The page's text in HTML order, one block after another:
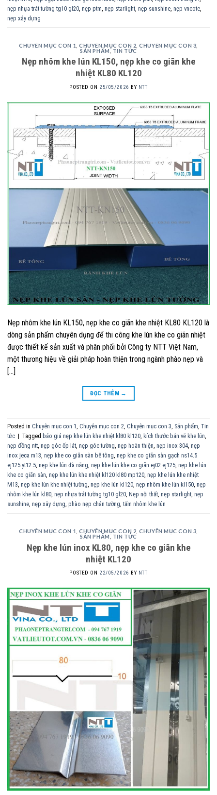
nẹp nhựa trát tường tg10 gl20, nẹp ptm, nẹp starlight, nẹp sunshine, nẹp vncote,
nẹp xây dựng
CHUYÊN MỤC CON 1 ,CHUYÊN MỤC CON 2 ,CHUYÊN MỤC CON 3
SẢN PHẨM , TIN TỨC
Nẹp nhôm khe lún KL150, nẹp khe co giãn khe
nhiệt KL80 KL120
POSTED ON 25/05/2026 BY NTT
Nẹp nhôm khe lún KL150, nẹp khe co giãn khe nhiệt KL80 KL120 là
dòng sản phẩm chuyên dụng để thi công khe lún khe co giãn nhiệt
được thiết kế sản xuất và phân phối bởi Công ty NTT Việt Nam,
một thương hiệu về giải pháp hoàn thiện trong ngành phào nẹp và
[…]
ĐỌC THÊM →
Posted in Chuyên mục con 1, Chuyên mục con 2, Chuyên mục con 3, Sản phẩm, Tin
tức | Tagged báo giá nẹp khe lún khe nhiệt kl80 kl120, kích thước bản vẽ khe lún,
nẹp đồng ntt, nẹp góc ốp lát, nẹp góc tường, nẹp hoàn thiện, nẹp inox 304, nẹp
inox jeca m13, nẹp khe co giãn sàn bê tông, nẹp khe co giãn sàn gạch ns14.5
ej125 yt12.5, nẹp khe lún đà nẵng, nẹp khe lún khe co giãn ej02 ej125, nẹp khe lún
khe co giãn sàn, nẹp khe lún khe nhiệt kl120 kl80 mp120, nẹp khe lún khe nhiệt
M13, nẹp khe lún khe nhiệt tường, nẹp khe lún kl120, nẹp nhôm khe lún kl150, nẹp
nhôm khe lún kl80, nẹp nhựa trát tường tg10 gl20, Nẹp nội thất, nẹp starlight, nẹp
sunshine, nẹp xây dựng, phào nẹp chân tường,tấm nhôm khe lún
CHUYÊN MỤC CON 1 ,CHUYÊN MỤC CON 2 ,CHUYÊN MỤC CON 3
SẢN PHẨM
TIN TỨC
Nẹp khe lún inox KL80, nẹp khe co giãn khe
nhiệt KL120
POSTED ON 22/05/2026 BY NTT